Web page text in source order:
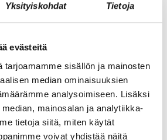
Yksityiskohdat Tietoja
evästeitä
tarjoamamme sisällön ja mainosten
median ominaisuuksien
analysoimiseen. Lisäksi
mainosalan ja analytiikka-
tietoja siitä, miten käytät
voivat yhdistää näitä
– TILA MERKITSEE
– KUUKIN EEVA